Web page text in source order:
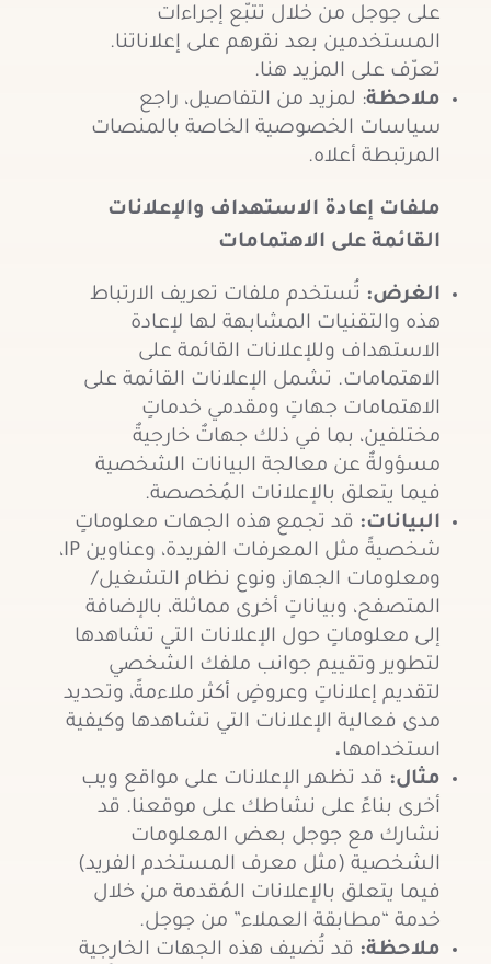
على جوجل من خلال تتبّع إجراءات
المستخدمين بعد نقرهم على إعلاناتنا.
تعرّف على المزيد هنا.
ملاحظة: لمزيد من التفاصيل، راجع
سياسات الخصوصية الخاصة بالمنصات
المرتبطة أعلاه.
ملفات إعادة الاستهداف والإعلانات
القائمة على الاهتمامات
الغرض: تُستخدم ملفات تعريف الارتباط
هذه والتقنيات المشابهة لها لإعادة
الاستهداف وللإعلانات القائمة على
الاهتمامات. تشمل الإعلانات القائمة على
الاهتمامات جهاتٍ ومقدمي خدماتٍ
مختلفين، بما في ذلك جهاتٌ خارجيةٌ
مسؤولةٌ عن معالجة البيانات الشخصية
فيما يتعلق بالإعلانات المُخصصة.
البيانات: قد تجمع هذه الجهات معلوماتٍ
شخصيةً مثل المعرفات الفريدة، وعناوين IP،
ومعلومات الجهاز، ونوع نظام التشغيل/
المتصفح، وبياناتٍ أخرى مماثلة، بالإضافة
إلى معلوماتٍ حول الإعلانات التي تشاهدها
لتطوير وتقييم جوانب ملفك الشخصي
لتقديم إعلاناتٍ وعروضٍ أكثر ملاءمةً، وتحديد
مدى فعالية الإعلانات التي تشاهدها وكيفية
استخدامها.
مثال: قد تظهر الإعلانات على مواقع ويب
أخرى بناءً على نشاطك على موقعنا. قد
نشارك مع جوجل بعض المعلومات
الشخصية (مثل معرف المستخدم الفريد)
فيما يتعلق بالإعلانات المُقدمة من خلال
خدمة “مطابقة العملاء” من جوجل.
ملاحظة: قد تُضيف هذه الجهات الخارجية